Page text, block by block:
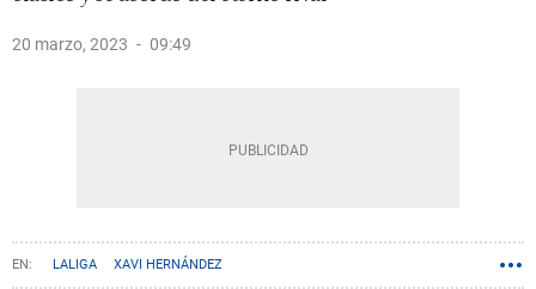
20 marzo, 2023 09:49
LALIGA XAVI HERNÁNDEZ